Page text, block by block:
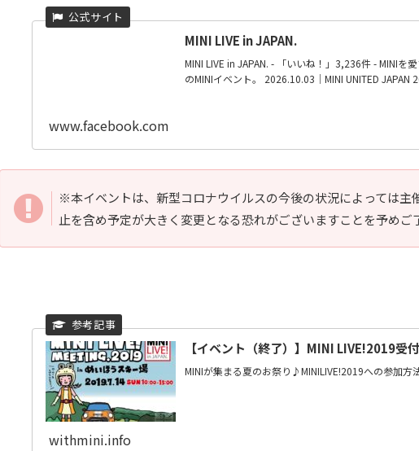
MINI LIVE in JAPAN.
MINI LIVE in JAPAN. - 「いいね！」3,236件 - MINIを
のMINIイベント。 2026.10.03｜MINI UNITED JAPAN
www.facebook.com
※本イベントは、新型コロナウイルスの今後の状況によっては主
止を含め予定が大きく変更となる恐れがございますことを予めご
【イベント（終了）】MINI LIVE!2019受
MINIが集まる夏のお祭り♪MINILIVE!2019への参加方
withmini.info